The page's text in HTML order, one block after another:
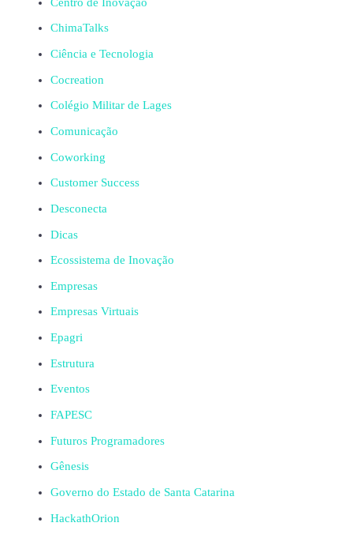
ChimaTalks
Ciência e Tecnologia
Cocreation
Colégio Militar de Lages
Comunicação
Coworking
Customer Success
Desconecta
Dicas
Ecossistema de Inovação
Empresas
Empresas Virtuais
Epagri
Estrutura
Eventos
FAPESC
Futuros Programadores
Gênesis
Governo do Estado de Santa Catarina
HackathOrion